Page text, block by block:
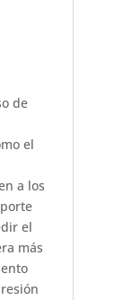
de
el
a los
el
más